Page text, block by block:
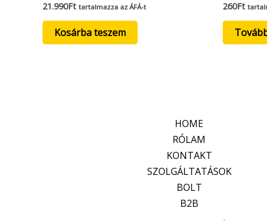
21.990Ft tartalmazza az ÁFÁ-t
Kosárba teszem
260Ft
HOME
RÓLAM
KONTAKT
SZOLGÁLTATÁSOK
BOLT
B2B